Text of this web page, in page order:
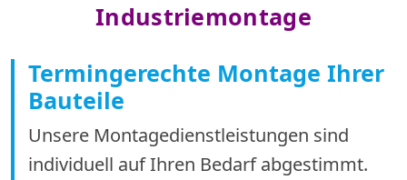
Industriemontage
Termingerechte Montage Ihrer
Bauteile
Unsere Montagedienstleistungen sind
individuell auf Ihren Bedarf abgestimmt.